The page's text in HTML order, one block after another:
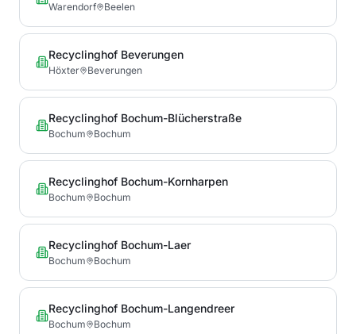
Warendorf Beelen
Recyclinghof Beverungen
Höxter Beverungen
Recyclinghof Bochum-Blücherstraße
Bochum Bochum
Recyclinghof Bochum-Kornharpen
Bochum Bochum
Recyclinghof Bochum-Laer
Bochum Bochum
Recyclinghof Bochum-Langendreer
Bochum Bochum